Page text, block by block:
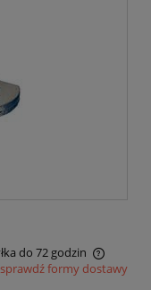
do 72 godzin
płatności
sprawdź formy dostawy